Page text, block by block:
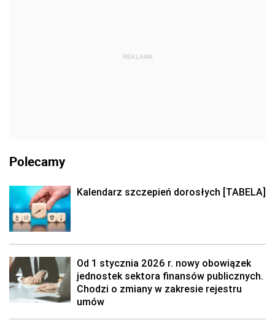
REKLAMA
Polecamy
Kalendarz szczepień dorosłych [TABELA]
Od 1 stycznia 2026 r. nowy obowiązek
jednostek sektora finansów publicznych.
Chodzi o zmiany w zakresie rejestru
umów